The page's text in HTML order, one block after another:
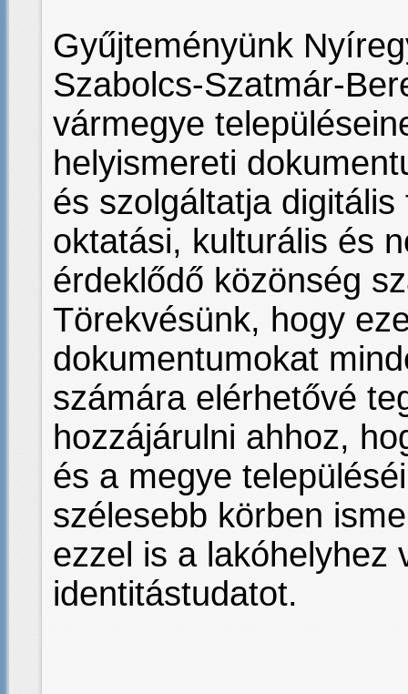
Gyűjteményünk
Szabolcs-Szatmár-
vármegye
helyismereti
és szolgáltatja digitális
oktatási, kulturális és
érdeklődő közönség
Törekvésünk, hogy
dokumentumokat
számára elérhetővé
hozzájárulni ahhoz,
és a megye
szélesebb körben
ezzel is a lakóhelyhez
identitástudatot.